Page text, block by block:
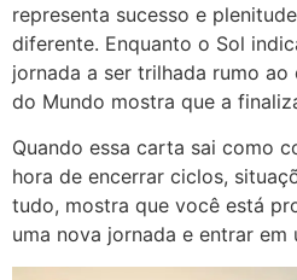
representa sucesso e
diferente. Enquanto o Sol
jornada a ser trilhada rumo
do Mundo mostra que a
Quando essa carta sai como
hora de encerrar ciclos,
tudo, mostra que você está
uma nova jornada e entrar em